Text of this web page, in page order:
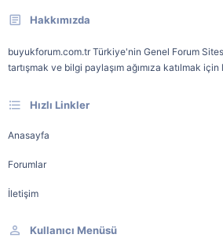
Hakkımızda
buyukforum.com.tr Türkiye'nin Genel Forum
tartışmak ve bilgi paylaşım ağımıza katılmak
Hızlı Linkler
Anasayfa
Forumlar
İletişim
Kullanıcı Menüsü